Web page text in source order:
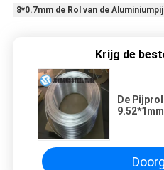
8*0.7mm de Rol van de
Krijg de
De